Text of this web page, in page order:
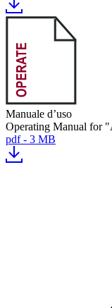
Manuale d’uso
Operating Manual for
pdf - 3 MB